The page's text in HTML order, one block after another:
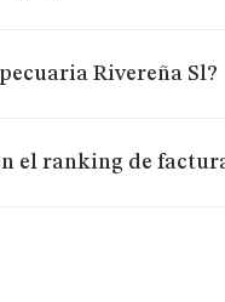
Rivereña Sl?
el ranking de